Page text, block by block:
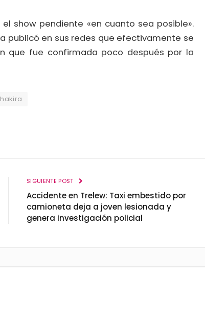
show pendiente «en cuanto sea posible».
publicó en sus redes que efectivamente se
que fue confirmada poco después por la
SIGUIENTE POST
Accidente en Trelew: Taxi embestido por
camioneta deja a joven lesionada y
genera investigación policial